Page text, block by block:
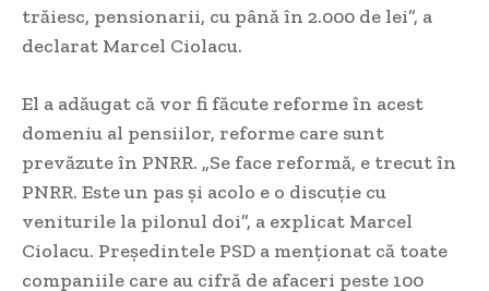
trăiesc, pensionarii, cu până în 2.000 de lei”, a
declarat Marcel Ciolacu.
El a adăugat că vor fi făcute reforme în acest
domeniu al pensiilor, reforme care sunt
prevăzute în PNRR. „Se face reformă, e trecut în
PNRR. Este un pas şi acolo e o discuţie cu
veniturile la pilonul doi”, a explicat Marcel
Ciolacu. Preşedintele PSD a menţionat că toate
companiile care au cifră de afaceri peste 100